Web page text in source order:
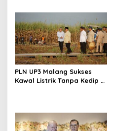
o
n
Nasional
PLN UP3 Malang Sukses
Kawal Listrik Tanpa Kedip di